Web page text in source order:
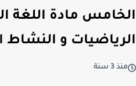
الخامس مادة اللغة
الرياضيات و النشاط
منذ 3 سنة